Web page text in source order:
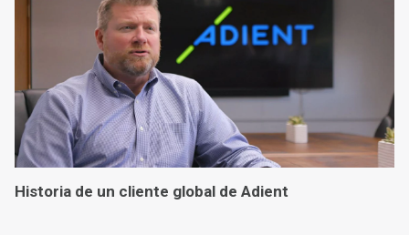
Historia de un cliente global de Adient